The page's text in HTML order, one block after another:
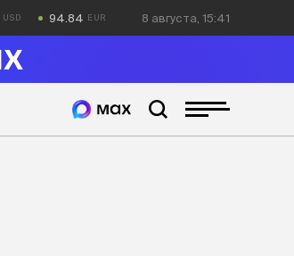
94.84 8 августа, 15:41